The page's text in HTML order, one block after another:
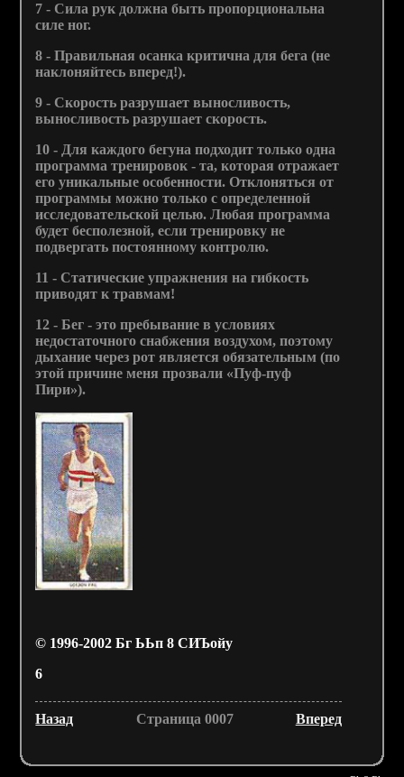
7 - Сила рук должна быть пропорциональна
силе ног.
8 - Правильная осанка критична для бега (не
наклоняйтесь вперед!).
9 - Скорость разрушает выносливость,
выносливость разрушает скорость.
10 - Для каждого бегуна подходит только одна
программа тренировок - та, которая отражает
его уникальные особенности. Отклоняться от
программы можно только с определенной
исследовательской целью. Любая программа
будет бесполезной, если тренировку не
подвергать постоянному контролю.
11 - Статические упражнения на гибкость
приводят к травмам!
12 - Бег - это пребывание в условиях
недостаточного снабжения воздухом, поэтому
дыхание через рот является обязательным (по
этой причине меня прозвали «Пуф-пуф
Пири»).
© 1996-2002 Бг ЬЬп 8 СИЪойу
6
Назад Страница 0007 Вперед